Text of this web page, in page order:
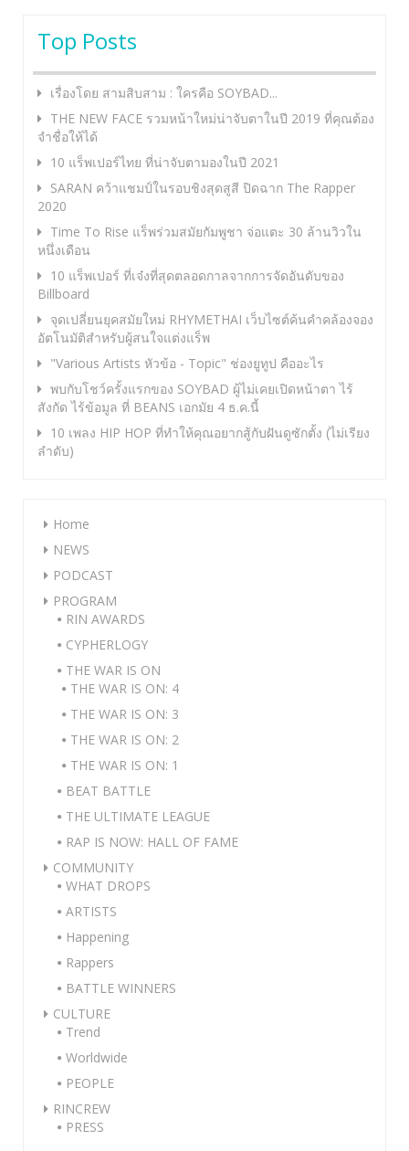
Top Posts
เรื่องโดย สามสิบสาม : ใครคือ SOYBAD...
THE NEW FACE รวมหน้าใหม่น่าจับตาในปี 2019 ที่คุณต้อง
จำชื่อให้ได้
10 แร็พเปอร์ไทย ที่น่าจับตามองในปี 2021
SARAN คว้าแชมป์ในรอบชิงสุดสูสี ปิดฉาก The Rapper
2020
Time To Rise แร็พร่วมสมัยกัมพูชา จ่อแตะ 30 ล้านวิวใน
หนึ่งเดือน
10 แร็พเปอร์ ที่เจ๋งที่สุดตลอดกาลจากการจัดอันดับของ
Billboard
จุดเปลี่ยนยุคสมัยใหม่ RHYMETHAI เว็บไซต์ค้นคำคล้องจอง
อัตโนมัติสำหรับผู้สนใจแต่งแร็พ
"Various Artists หัวข้อ - Topic" ช่องยูทูป คืออะไร
พบกับโชว์ครั้งแรกของ SOYBAD ผู้ไม่เคยเปิดหน้าตา ไร้
สังกัด ไร้ข้อมูล ที่ BEANS เอกมัย 4 ธ.ค.นี้
10 เพลง HIP HOP ที่ทำให้คุณอยากสู้กับฝันดูซักตั้ง (ไม่เรียง
ลำดับ)
Home
NEWS
PODCAST
PROGRAM
RIN AWARDS
CYPHERLOGY
THE WAR IS ON
THE WAR IS ON: 4
THE WAR IS ON: 3
THE WAR IS ON: 2
THE WAR IS ON: 1
BEAT BATTLE
THE ULTIMATE LEAGUE
RAP IS NOW: HALL OF FAME
COMMUNITY
WHAT DROPS
ARTISTS
Happening
Rappers
BATTLE WINNERS
CULTURE
Trend
Worldwide
PEOPLE
RINCREW
PRESS